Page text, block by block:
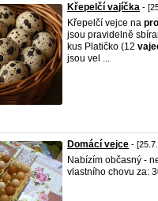
Křepelčí vajíčka -
Křepelčí vejce na
jsou pravidelně
kus Platičko (12
jsou vel ...
Domácí vejce -
Nabízím občasný -
vlastního chovu za: